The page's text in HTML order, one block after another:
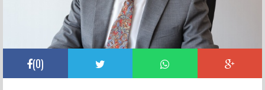
(0)